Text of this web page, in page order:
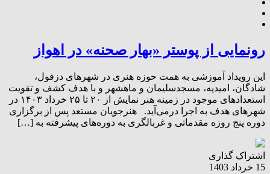
رونمایی از پوستر «بهار صحنه» در اهواز
این رویداد آموزشی به همت حوزه هنری در شهرهای دزفول،
شادگان، امیدیه، مسجدسلیمان و ماهشهر و با هدف کشف و تقویت
استعدادهای موجود در زمینه هنر نمایش از ۲۰ تا ۲۵ خرداد ۱۴۰۳ در
شهرهای هدف به اجرا درمی‌آید. هنرجویان مستعد پس از برگزاری
دوره پنج روزه مقدماتی و غربالگری به دوره‌های پیشرفته به […]
اشتراک گذاری
15 خرداد 1403